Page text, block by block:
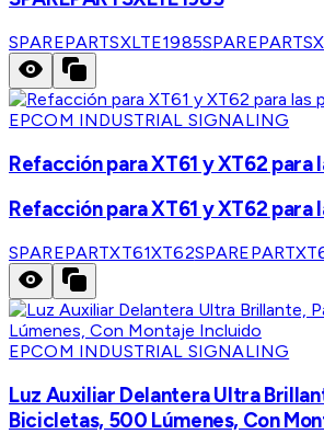
SPAREPARTSXLTE1985
EPCOM INDUSTRIAL SIGNALING
Refacción para XT61 y XT62 para
Refacción para XT61 y XT62 para
SPAREPARTXT61XT62
EPCOM INDUSTRIAL SIGNALING
Luz Auxiliar Delantera Ultra
Bicicletas, 500 Lúmenes, Con